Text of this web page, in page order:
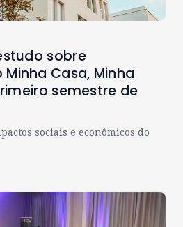
sobre
Casa, Minha
semestre de
sociais e econômicos do